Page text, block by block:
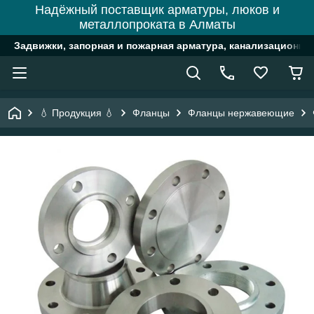
Надёжный поставщик арматуры, люков и
металлопроката в Алматы
Задвижки, запорная и пожарная арматура,
💧 Продукция 💧 Фланцы Фланцы нержавеющие